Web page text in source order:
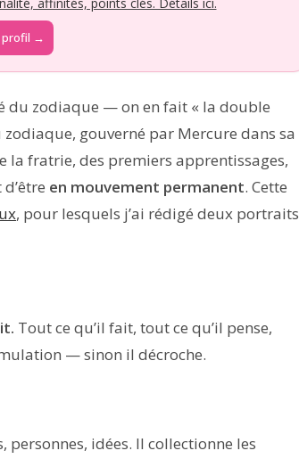
profil →
du zodiaque — on en fait « la double
gouverné par Mercure dans sa
la fratrie, des premiers apprentissages,
en mouvement permanent. Cette
, pour lesquels j’ai rédigé deux portraits
Tout ce qu’il fait, tout ce qu’il pense,
— sinon il décroche.
personnes, idées. Il collectionne les